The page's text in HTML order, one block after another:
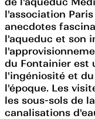
l'association
anecdotes
l'aqueduc et son
du Fontainier est
l'ingéniosité et
l'époque. Les
les sous-sols de
canalisations